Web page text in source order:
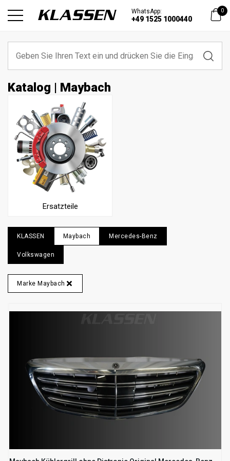
WhatsApp:
+49 1525 1000440
0
Katalog | Maybach
Ersatzteile
KLASSEN Maybach Mercedes-Benz
Volkswagen
Marke Maybach